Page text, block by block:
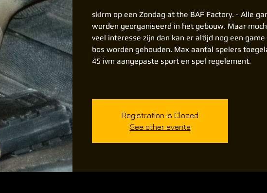
skirm op een Zondag at the BAF Factory. - Alle
worden georganiseerd in het gebouw. Maar
veel interesse zijn dan kan er altijd nog een
bos worden gehouden. Max aantal spelers
45 ivm aangepaste sport en spel regelement.
Registration is Closed
See other events